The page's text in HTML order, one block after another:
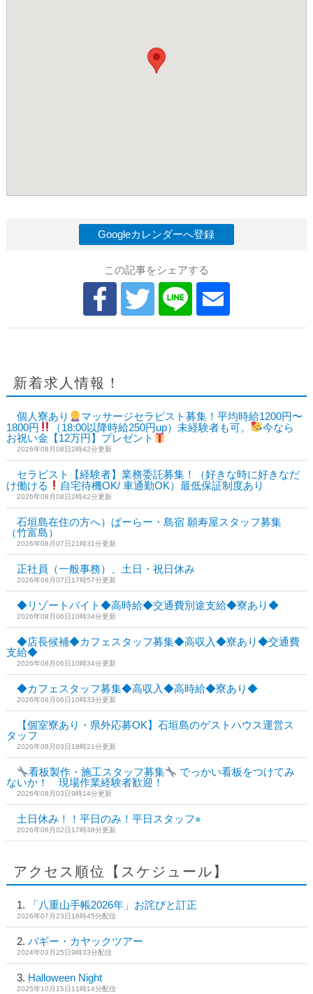
Googleカレンダーへ登録
この記事をシェアする
新着求人情報！
個人寮あり
マッサージセラピスト募集！平均時給1200円〜
1800円
（18:00以降時給250円up）未経験者も可。
今なら
お祝い金【12万円】プレゼント
2026年08月08日2時42分更新
セラピスト【経験者】業務委託募集！（好きな時に好きなだ
け働ける
自宅待機OK/ 車通勤OK）最低保証制度あり
2026年08月08日2時42分更新
石垣島在住の方へ）ぱーらー・島宿 願寿屋スタッフ募集
（竹富島）
2026年08月07日21時31分更新
正社員（一般事務）、土日・祝日休み
2026年08月07日17時57分更新
◆リゾートバイト◆高時給◆交通費別途支給◆寮あり◆
2026年08月06日10時34分更新
◆店長候補◆カフェスタッフ募集◆高収入◆寮あり◆交通費
支給◆
2026年08月06日10時34分更新
◆カフェスタッフ募集◆高収入◆高時給◆寮あり◆
2026年08月06日10時33分更新
【個室寮あり・県外応募OK】石垣島のゲストハウス運営ス
タッフ
2026年08月03日18時21分更新
看板製作・施工スタッフ募集
でっかい看板をつけてみ
ないか！ 現場作業経験者歓迎！
2026年08月03日9時14分更新
土日休み！！平日のみ！平日スタッフ⭐︎
2026年08月02日17時38分更新
アクセス順位【スケジュール】
「八重山手帳2026年」お詫びと訂正
2026年07月23日16時45分配信
バギー・カヤックツアー
2024年03月25日9時33分配信
Halloween Night
2025年10月15日11時14分配信